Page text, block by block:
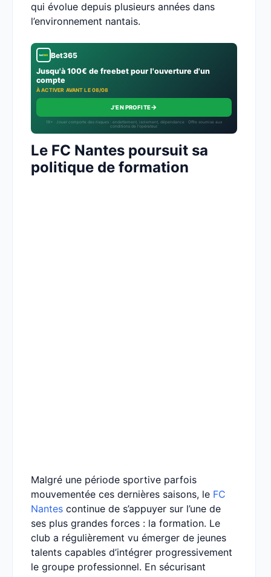
qui évolue depuis plusieurs années dans
l’environnement nantais.
Bet365
Jusqu'à 100€ de freebet pour l'ouverture d'un
compte
À ACTIVER AVANT LE 08/08
J'EN PROFITE→
18+ · Jouer comporte des risques : endettement, isolement, dépendance · Offre soumise aux
conditions de l’opérateur.
Le FC Nantes poursuit sa
politique de formation
Malgré une période sportive parfois
mouvementée ces dernières saisons, le FC
Nantes continue de s’appuyer sur l’une de
ses plus grandes forces : la formation. Le
club a régulièrement vu émerger de jeunes
talents capables d’intégrer progressivement
le groupe professionnel. En sécurisant